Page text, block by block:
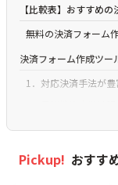
【比較表】おすすめ
無料の決済フォーム
決済フォーム作成ツー
1．対応決済手法が
確認
Pickup! おすす